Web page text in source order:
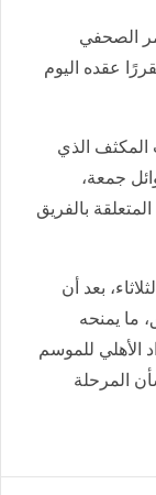
الصحفي
عقده اليوم
المكثف الذي
جمعة،
بالفريق
بعد أن
ما يمنحه
الأهلي للموسم
المرحلة